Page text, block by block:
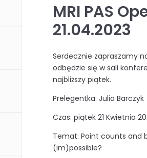
MRI PAS
21.04.2023
Serdecznie zapraszamy
odbędzie się w sali
najbliższy piątek.
Prelegentka: Julia Barczyk
Czas: piątek 21 Kwietnia
Temat: Point counts and
(im)possible?